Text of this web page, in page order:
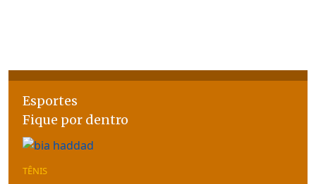
Esportes
Fique por dentro
TÊNIS